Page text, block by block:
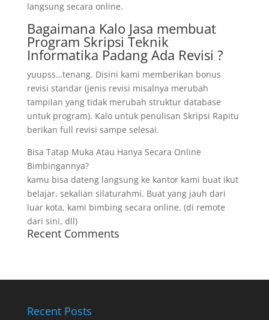
langsung secara online.
Bagaimana Kalo Jasa membuat
Program Skripsi Teknik
Informatika Padang Ada Revisi ?
yuupss…tenang. Disini kami memberikan bonus
revisi standar (jenis revisi misalnya merubah
tampilan yang tidak merubah struktur database
untuk program). Kalo untuk penulisan Skripsi Rapitu
berikan full revisi sampe selesai.
Bisa Tatap Muka Atau Hanya Secara Online
Bimbingannya?
kamu bisa dateng langsung ke kantor kami buat ikut
belajar, sekalian silaturahmi. Buat yang jauh dari
luar kota, kami bimbing secara online. (di remote
dari sini, dll)
Recent Comments
Recent Posts